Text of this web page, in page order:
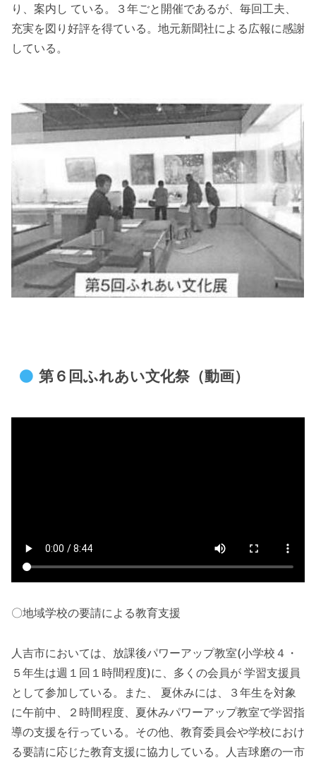
り、案内し ている。３年ごと開催であるが、毎回工夫、
充実を図り好評を得ている。地元新聞社による広報に感謝
している。
第６回ふれあい文化祭（動画）
〇地域学校の要請による教育支援
人吉市においては、放課後パワーアップ教室(小学校４・
５年生は週１回１時間程度)に、多くの会員が 学習支援員
として参加している。また、 夏休みには、３年生を対象
に午前中、２時間程度、夏休みパワーアップ教室で学習指
導の支援を行っている。その他、教育委員会や学校におけ
る要請に応じた教育支援に協力している。人吉球磨の一市